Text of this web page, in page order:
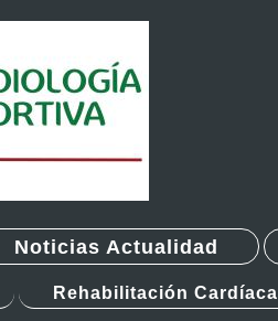
Noticias Actualidad
Rehabilitación Cardíaca